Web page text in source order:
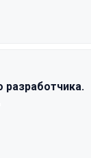
разработчика.